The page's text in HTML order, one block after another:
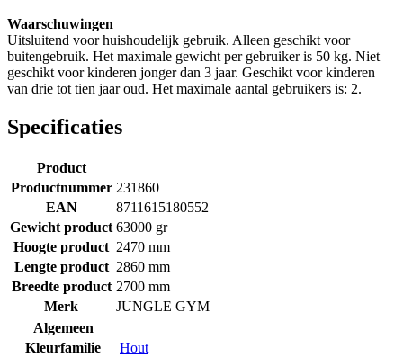
Waarschuwingen
Uitsluitend voor huishoudelijk gebruik. Alleen geschikt voor
buitengebruik. Het maximale gewicht per gebruiker is 50 kg. Niet
geschikt voor kinderen jonger dan 3 jaar. Geschikt voor kinderen
van drie tot tien jaar oud. Het maximale aantal gebruikers is: 2.
Specificaties
Product
Productnummer 231860
EAN
8711615180552
Gewicht product 63000 gr
Hoogte product 2470 mm
Lengte product 2860 mm
Breedte product 2700 mm
Merk
JUNGLE GYM
Algemeen
Kleurfamilie
Hout